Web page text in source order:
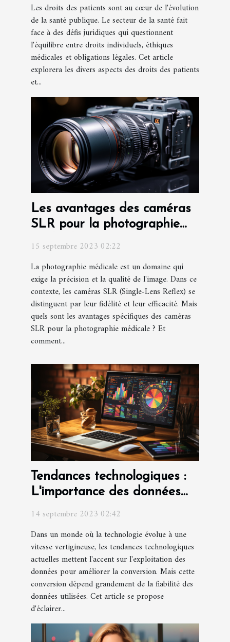
Les droits des patients sont au cœur de l'évolution
de la santé publique. Le secteur de la santé fait
face à des défis juridiques qui questionnent
l'équilibre entre droits individuels, éthiques
médicales et obligations légales. Cet article
explorera les divers aspects des droits des patients
et...
Les avantages des caméras
SLR pour la photographie
médicale
15 septembre 2023 02:22
La photographie médicale est un domaine qui
exige la précision et la qualité de l'image. Dans ce
contexte, les caméras SLR (Single-Lens Reflex) se
distinguent par leur fidélité et leur efficacité. Mais
quels sont les avantages spécifiques des caméras
SLR pour la photographie médicale ? Et
comment...
Tendances technologiques :
L'importance des données
conversion
14 septembre 2023 02:42
Dans un monde où la technologie évolue à une
vitesse vertigineuse, les tendances technologiques
actuelles mettent l'accent sur l'exploitation des
données pour améliorer la conversion. Mais cette
conversion dépend grandement de la fiabilité des
données utilisées. Cet article se propose
d'éclairer...